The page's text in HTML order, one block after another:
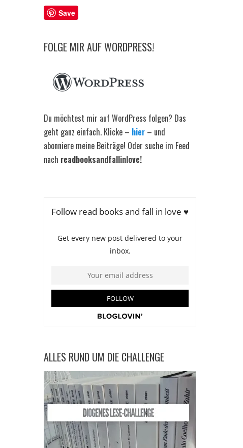
Save
FOLGE MIR AUF WORDPRESS!
Du möchtest mir auf WordPress folgen? Das
geht ganz einfach. Klicke – hier – und
abonniere meine Beiträge! Oder suche im Feed
nach readbooksandfallinlove!
ALLES RUND UM DIE CHALLENGE